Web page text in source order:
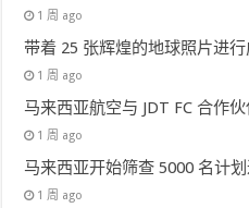
1 周 ago
带着 25 张辉煌的地球照片进
1 周 ago
马来西亚航空与 JDT FC 合作
1 周 ago
马来西亚开始筛查 5000 名计
1 周 ago